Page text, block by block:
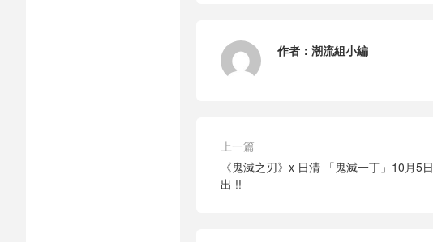
作者： 潮流組小編
上一篇
《鬼滅之刃》x 日清 「鬼滅一丁」10月5
出 !!